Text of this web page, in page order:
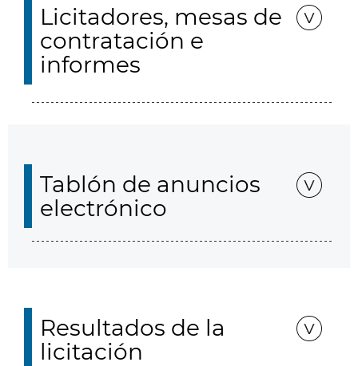
Licitadores, mesas de
contratación e
informes
Tablón de anuncios
electrónico
Resultados de la
licitación